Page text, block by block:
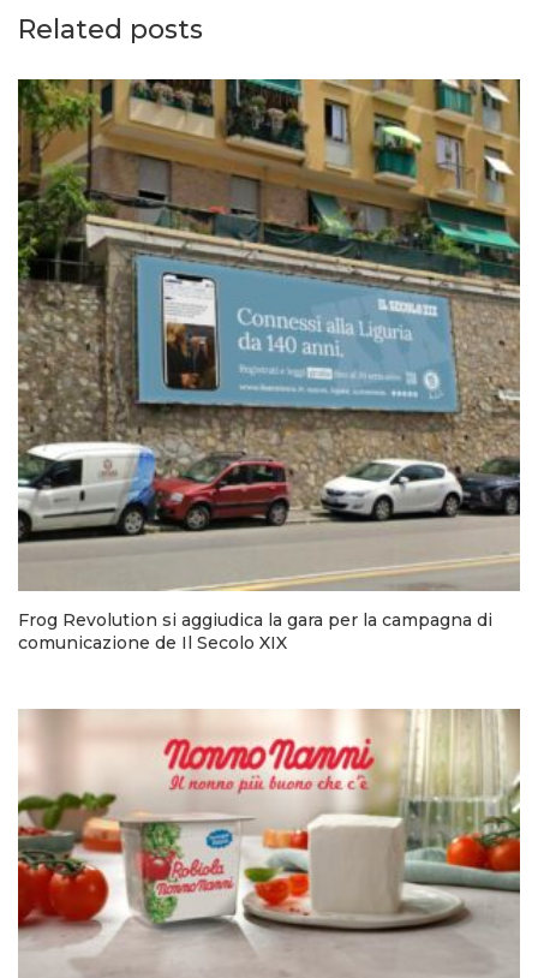
DATI
RICERCHE
PREVISIONI/SCENARI
NORMATIVE
TREND
CASE HISTORY
OPINIONI
Related posts
Frog Revolution si aggiudica la gara per la campagna di
comunicazione de Il Secolo XIX